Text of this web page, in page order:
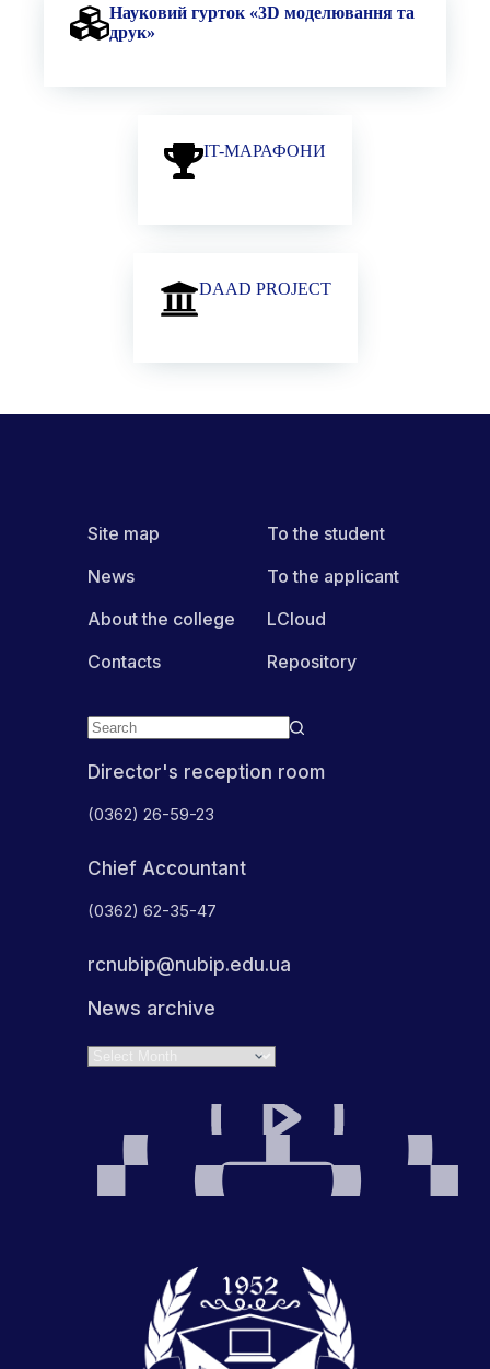
Науковий гурток «3D моделювання та
друк»
ІT-МАРАФОНИ
DAAD PROJECT
Director's reception room
(0362) 26-59-23
Chief Accountant
(0362) 62-35-47
rcnubip@nubip.edu.ua
News archive
Site map
News
About the college
Contacts
To the student
To the applicant
LCloud
Repository